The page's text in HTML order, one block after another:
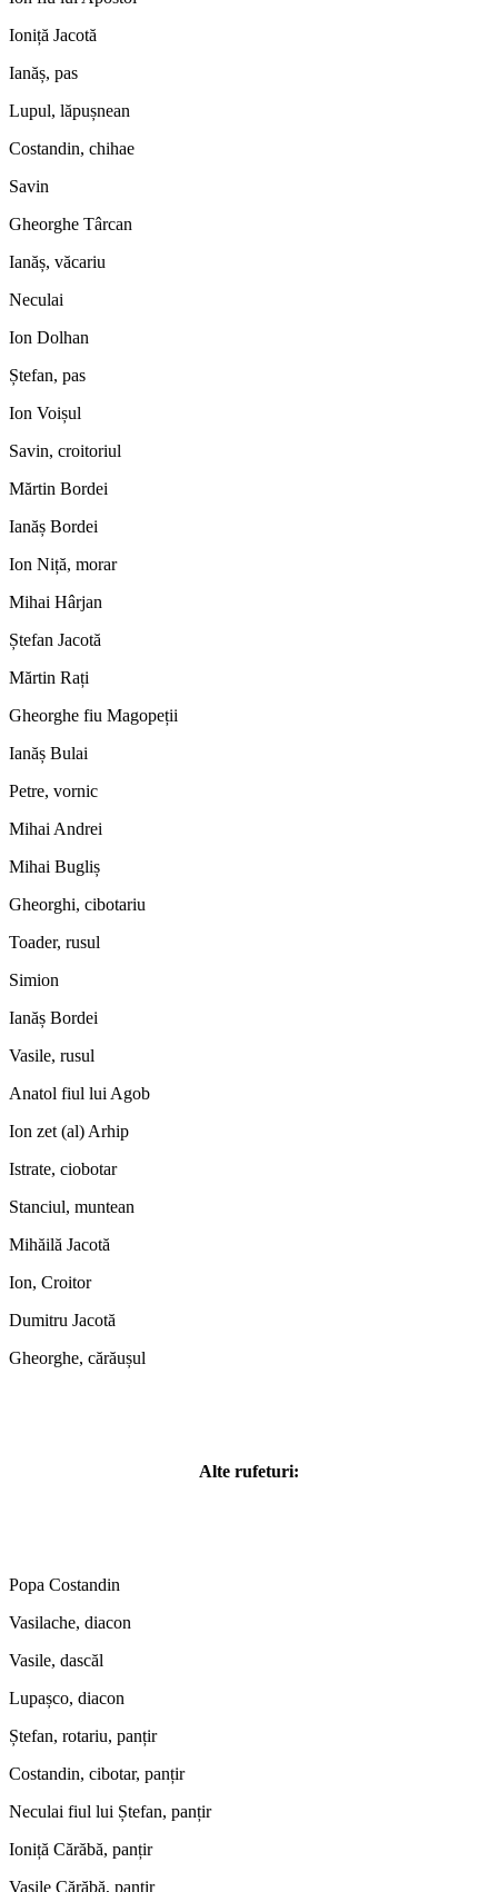
Ioniță Jacotă
Ianăș, pas
Lupul, lăpușnean
Costandin, chihae
Savin
Gheorghe Târcan
Ianăș, văcariu
Neculai
Ion Dolhan
Ștefan, pas
Ion Voișul
Savin, croitoriul
Mărtin Bordei
Ianăș Bordei
Ion Niță, morar
Mihai Hârjan
Ștefan Jacotă
Mărtin Rați
Gheorghe fiu Magopeții
Ianăș Bulai
Petre, vornic
Mihai Andrei
Mihai Bugliș
Gheorghi, cibotariu
Toader, rusul
Simion
Ianăș Bordei
Vasile, rusul
Anatol fiul lui Agob
Ion zet (al) Arhip
Istrate, ciobotar
Stanciul, muntean
Mihăilă Jacotă
Ion, Croitor
Dumitru Jacotă
Gheorghe, cărăușul
Alte rufeturi:
Popa Costandin
Vasilache, diacon
Vasile, dascăl
Lupașco, diacon
Ștefan, rotariu, panțir
Costandin, cibotar, panțir
Neculai fiul lui Ștefan, panțir
Ioniță Cărăbă, panțir
Vasile Cărăbă, panțir